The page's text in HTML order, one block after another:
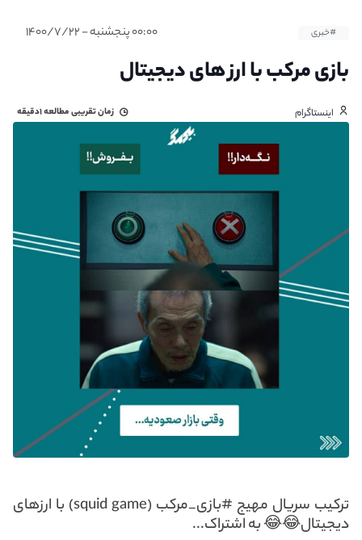
#خبری ۰۰:۰۰ پنجشنبه - ۱۴۰۰/۷/۲۲
بازی مرکب با ارز های دیجیتال
اینستاگرام زمان تقریبی مطالعه۱دقیقه
ترکیب سریال مهیج #بازی_مرکب (squid game) با ارزهای
دیجیتال😂😂 به اشتراک...